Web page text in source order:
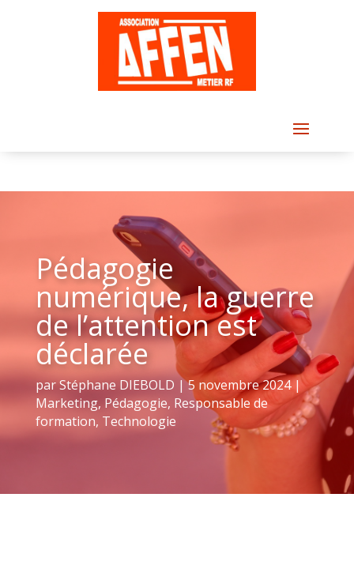
Pédagogie
numérique, la guerre
de l’attention est
déclarée
parStéphane DIEBOLD |5 novembre 2024|
Marketing, Pédagogie, Responsable de
formation, Technologie